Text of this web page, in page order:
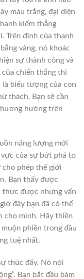
màu trắng, đại diện
kiếm thẳng
Trên đỉnh của thanh
vàng, nó khoác
sự thành công và
của chiến thắng thì
biểu tượng của con
thách. Bạn sẽ cần
hướng trên
năng lượng mới
của sự bứt phá to
cho phép thế giới
Bạn thấy được
thức được những vấn
đây bạn đã có thể
cho mình. Hãy thiền
phiền trong đầu
tuệ nhất.
thúc đẩy. Nó nói
Bạn bắt đầu bám